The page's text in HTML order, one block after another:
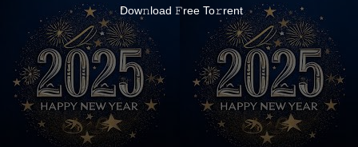
Dow𝚗load 𝙵ree To𝚛rent